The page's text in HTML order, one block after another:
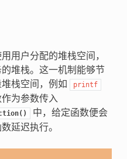
用户分配的堆栈空间，
堆栈。这一机制能够节
栈空间，例如
printf
为参数传入
中，给定函数便会
延迟执行。